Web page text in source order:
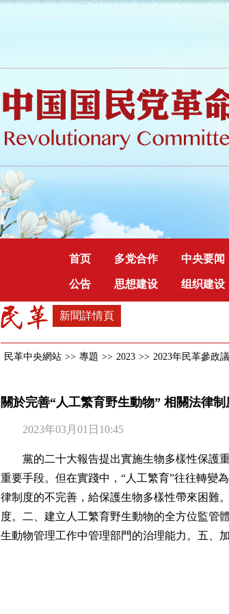
首页 多党合作 中央要闻
公告 思想建设 组织建设
新聞詳情頁
民革中央網站 >> 專題 >> 2023 >> 2023年民革參政
關於完善“人工繁育野生動物” 相關法律制
2023年03月01日10:45
黨的二十大報告提出實施生物多樣性保護
重要手段。但在實踐中，“人工繁育”往往轉變
律制度的不完善，給保護生物多樣性帶來困難
度。二、建立人工繁育野生動物的全方位監管
生動物管理工作中管理部門的治理能力。五、